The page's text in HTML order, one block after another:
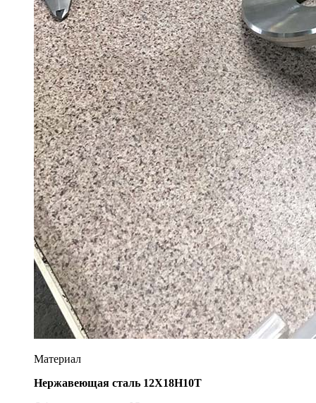
Материал
Нержавеющая сталь 12Х18Н10Т